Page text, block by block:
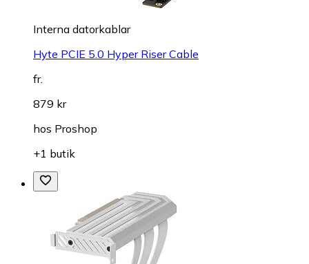
Interna datorkablar
Hyte PCIE 5.0 Hyper Riser Cable
fr.
879 kr
hos Proshop
+1 butik